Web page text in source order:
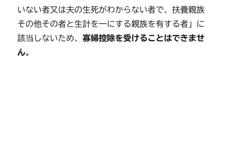
いない者又は夫の生死がわからない者で、扶養親族
その他その者と生計を一にする親族を有する者」に
該当しないため、寡婦控除を受けることはできませ
ん。